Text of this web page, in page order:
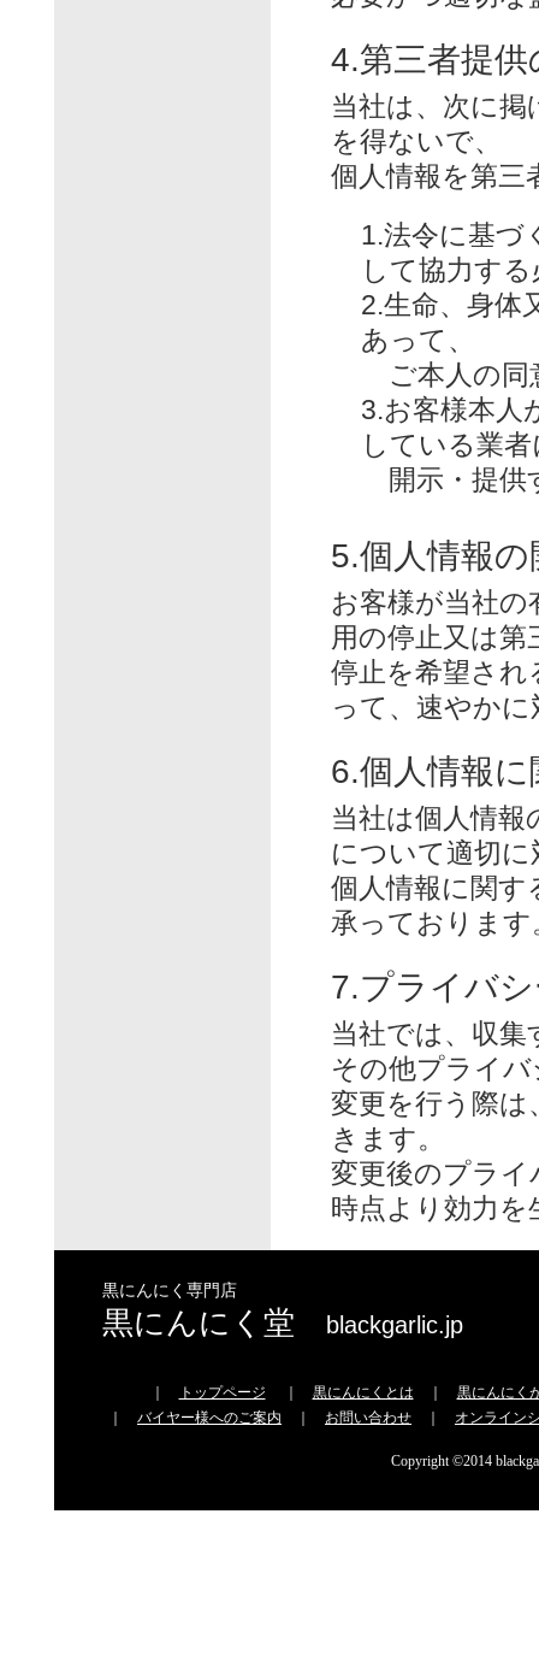
4.第三者提供
当社は、次に
を得ないで、
個人情報を第三
1.法令に基づ
して協力す
2.生命、身体
あって、
ご本人の同
3.お客様本人
している業
開示・提供
5.個人情報
お客様が当社の
用の停止又は第
停止を希望され
って、速やか
6.個人情報
当社は個人情
について適切
個人情報に関
承っております
7.プライバ
当社では、収
その他プライ
変更を行う際
きます。
変更後のプラ
時点より効力を
黒にんにく専門店
黒にんにく堂 blackgarlic.jp
トップページ 黒にんにくとは
黒にんにく
バイヤー様へのご案内 お問い合わせ オンライン
Copyright ©2014